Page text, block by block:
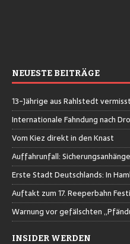
NEUESTE BEITRÄGE
13-Jährige aus Rahlstedt vermisst
Internationale Fahndung nach
Vom Kiez direkt in den Knast
Auffahrunfall:
Erste Stadt Deutschlands: In
Auftakt zum 17. Reeperbahn
Warnung vor gefälschten
INSIDER WERDEN